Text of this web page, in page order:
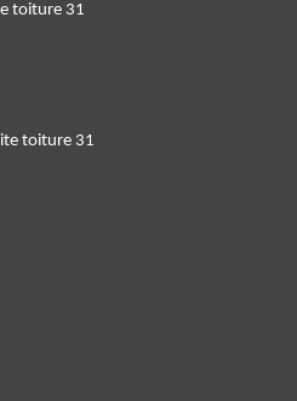
toiture 31
toiture 31